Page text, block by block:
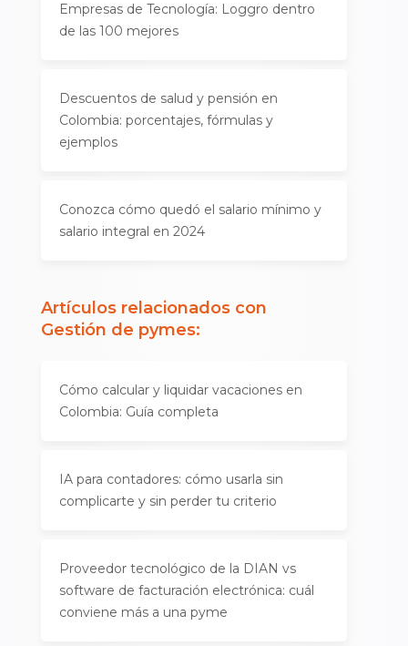
Empresas de Tecnología: Loggro dentro
de las 100 mejores
Descuentos de salud y pensión en
Colombia: porcentajes, fórmulas y
ejemplos
Conozca cómo quedó el salario mínimo y
salario integral en 2024
Artículos relacionados con
Gestión de pymes:
Cómo calcular y liquidar vacaciones en
Colombia: Guía completa
IA para contadores: cómo usarla sin
complicarte y sin perder tu criterio
Proveedor tecnológico de la DIAN vs
software de facturación electrónica: cuál
conviene más a una pyme